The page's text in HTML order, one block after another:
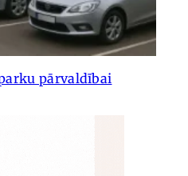
pārvaldībai